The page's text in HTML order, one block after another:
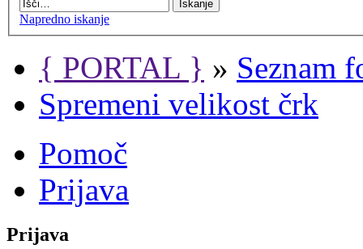
Napredno iskanje
{ PORTAL } » Seznam
Spremeni velikost črk
Pomoč
Prijava
Prijava